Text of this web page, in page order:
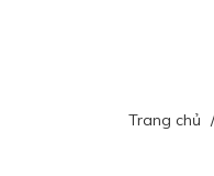
Trang chủ